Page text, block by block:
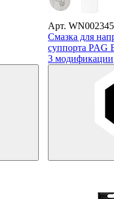
Арт.
Смазка для
суппорта
3 модификации